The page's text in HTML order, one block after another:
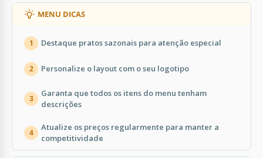
MENU DICAS
1 Destaque pratos sazonais para atenção especial
2 Personalize o layout com o seu logotipo
3
Garanta que todos os itens do menu tenham
descrições
4
Atualize os preços regularmente para manter a
competitividade